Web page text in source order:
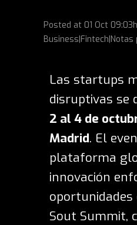
Posted at 01 Oct 09:03h
Business|Fintech|Notas
Las startups
disruptivas se
2 al 4 de
Madrid. El
plataforma
innovación
oportunidades
Sout Summit,